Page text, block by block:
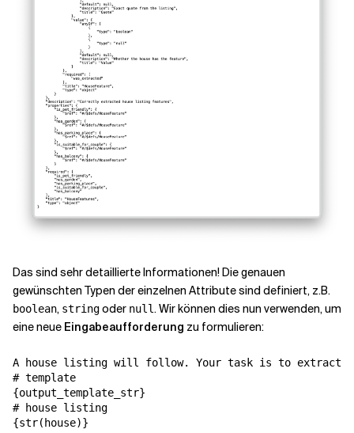
Das sind sehr detaillierte Informationen! Die genauen
gewünschten Typen der einzelnen Attribute sind definiert, z.B.
boolean, stringoder null. Wir können dies nun verwenden, um
eine neue Eingabeaufforderung zu formulieren:
A house listing will follow. Your task is to extract
# template
{output_template_str}
# house listing